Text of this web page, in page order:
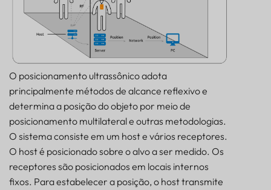
O posicionamento ultrassônico adota
principalmente métodos de alcance reflexivo e
determina a posição do objeto por meio de
posicionamento multilateral e outras metodologias.
O sistema consiste em um host e vários receptores.
O host é posicionado sobre o alvo a ser medido. Os
receptores são posicionados em locais internos
fixos. Para estabelecer a posição, o host transmite